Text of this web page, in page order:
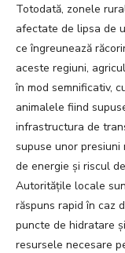
Totodată, zonele
afectate de lipsa de
ce îngreunează
aceste regiuni,
în mod semnificativ,
animalele fiind
infrastructura de
supuse unor
de energie și riscul
Autoritățile locale
răspuns rapid în caz
puncte de hidratare
resursele necesare